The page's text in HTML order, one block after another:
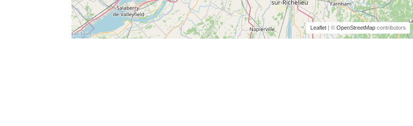
Leaflet| © OpenStreetMapcontributors